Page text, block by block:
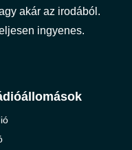
akár az irodából.
ingyenes.